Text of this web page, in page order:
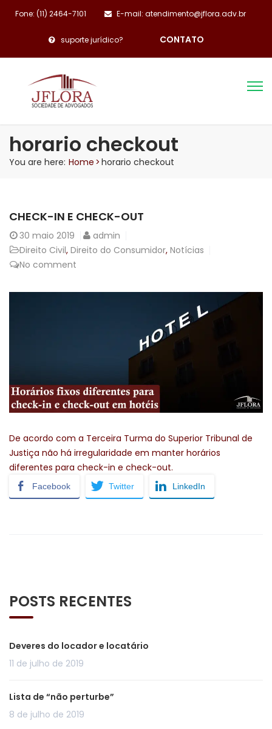
Fone: (11) 2464-7101 E-mail: atendimento@jflora.adv.br
suporte jurídico? CONTATO
horario checkout
You are here: Home >horario checkout
CHECK-IN E CHECK-OUT
30 maio 2019
admin
Direito Civil, Direito do Consumidor, Notícias
No comment
De acordo com a Terceira Turma do Superior Tribunal de
Justiça não há irregularidade em manter horários
diferentes para check-in e check-out.
Facebook Twitter LinkedIn
POSTS RECENTES
Deveres do locador e locatário
11 de julho de 2019
Lista de “não perturbe”
8 de julho de 2019